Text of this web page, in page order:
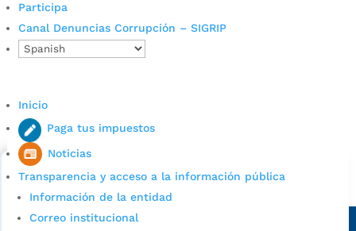
Participa
Canal Denuncias Corrupción – SIGRIP
Inicio
Paga tus impuestos
Noticias
Transparencia y acceso a la información pública
Información de la entidad
Correo institucional
cupo escolar en los colegios oficiales de
Bucaramanga.
Alcaldía de Bucaramanga
Sede principal